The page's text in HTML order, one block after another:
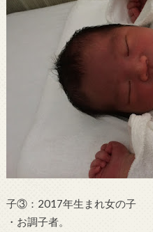
子③：2017年生まれ女の子
・お調子者。